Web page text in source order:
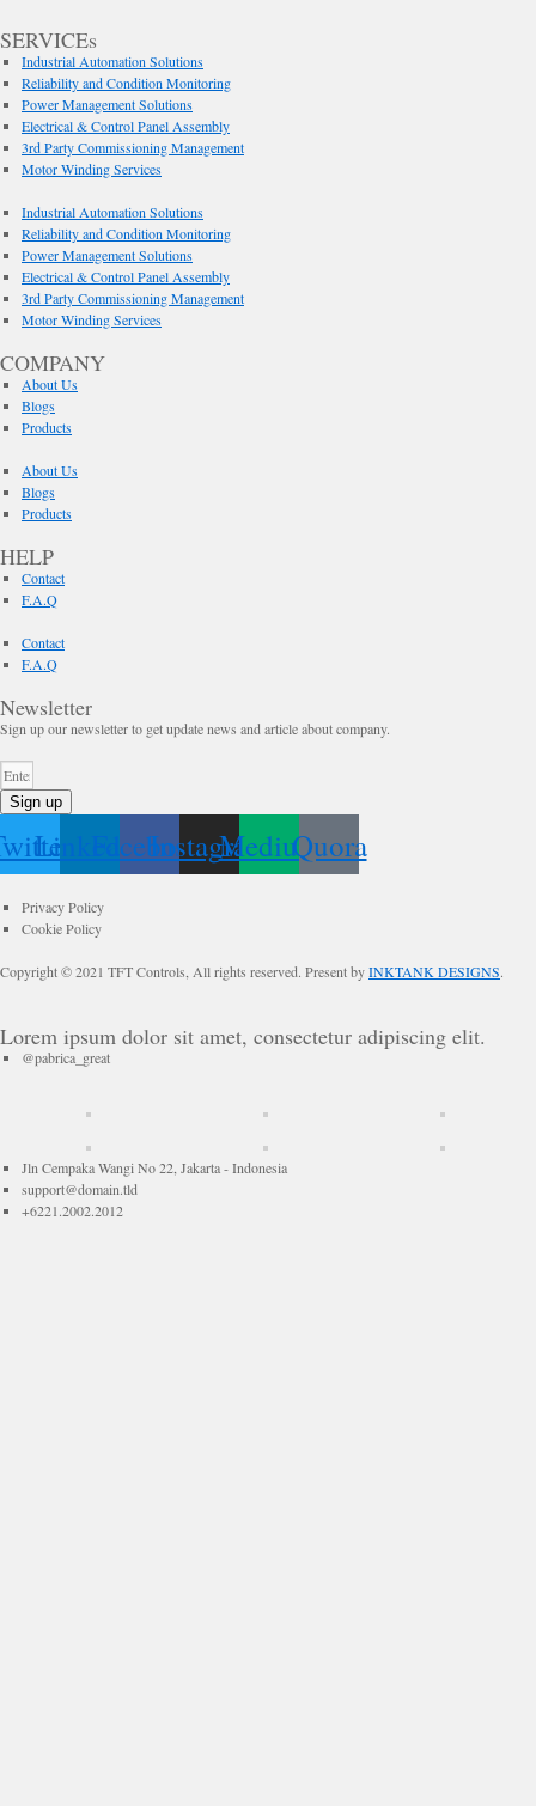
SERVICEs
Industrial Automation Solutions
Reliability and Condition Monitoring
Power Management Solutions
Electrical & Control Panel Assembly
3rd Party Commissioning Management
Motor Winding Services
Industrial Automation Solutions
Reliability and Condition Monitoring
Power Management Solutions
Electrical & Control Panel Assembly
3rd Party Commissioning Management
Motor Winding Services
COMPANY
About Us
Blogs
Products
About Us
Blogs
Products
HELP
Contact
F.A.Q
Contact
F.A.Q
Newsletter
Sign up our newsletter to get update news and article about company.
Sign up
LinkedinFacebook
InstagramMediumQuora
Privacy Policy
Cookie Policy
Copyright © 2021 TFT Controls, All rights reserved. Present byINKTANK DESIGNS.
Lorem ipsum dolor sit amet, consectetur adipiscing elit.
@pabrica_great
Jln Cempaka Wangi No 22, Jakarta - Indonesia
support@domain.tld
+6221.2002.2012